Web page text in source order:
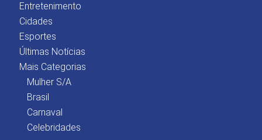
Entretenimento
Cidades
Esportes
Últimas Notícias
Mais Categorias
Mulher S/A
Brasil
Carnaval
Celebridades